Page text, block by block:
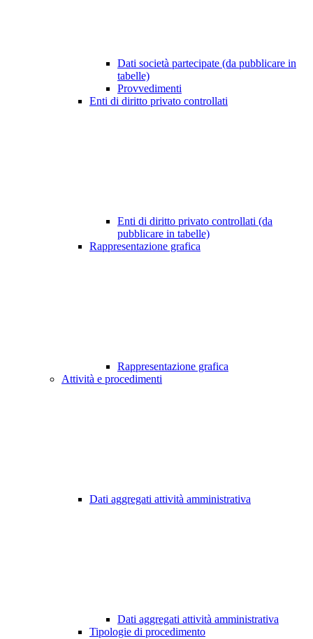
Dati società partecipate (da pubblicare in
tabelle)
Provvedimenti
Enti di diritto privato controllati
Enti di diritto privato controllati (da
pubblicare in tabelle)
Rappresentazione grafica
Rappresentazione grafica
Attività e procedimenti
Dati aggregati attività amministrativa
Dati aggregati attività amministrativa
Tipologie di procedimento